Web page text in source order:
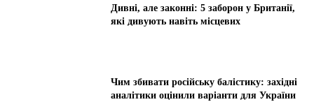
Дивні, але законні: 5 заборон у Британії,
які дивують навіть місцевих
Чим збивати російську балістику: західні
аналітики оцінили варіанти для України